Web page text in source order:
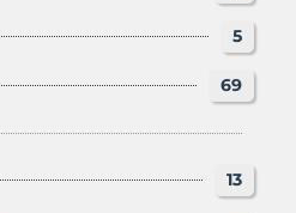
5
69
13